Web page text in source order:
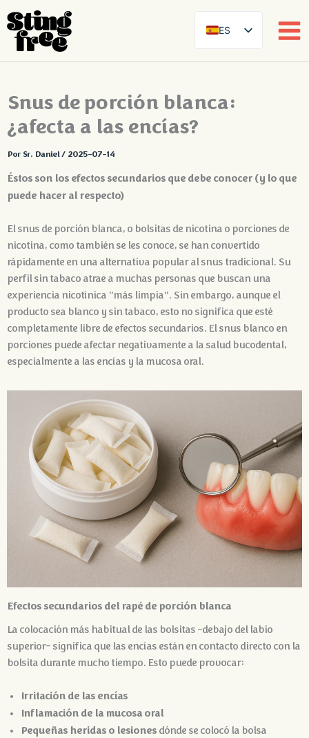
ES
DE
ZH
Snus de porción blanca:
¿afecta a las encías?
Por Sr. Daniel/ 2025-07-14
Éstos son los efectos secundarios que debe conocer (y lo que
puede hacer al respecto)
El snus de porción blanca, o bolsitas de nicotina o porciones de
nicotina, como también se les conoce, se han convertido
rápidamente en una alternativa popular al snus tradicional. Su
perfil sin tabaco atrae a muchas personas que buscan una
experiencia nicotínica ”más limpia”. Sin embargo, aunque el
producto sea blanco y sin tabaco, esto no significa que esté
completamente libre de efectos secundarios. El snus blanco en
porciones puede afectar negativamente a la salud bucodental,
especialmente a las encías y la mucosa oral.
Efectos secundarios del rapé de porción blanca
La colocación más habitual de las bolsitas -debajo del labio
superior- significa que las encías están en contacto directo con la
bolsita durante mucho tiempo. Esto puede provocar:
Irritación de las encías
Inflamación de la mucosa oral
Pequeñas heridas o lesiones dónde se colocó la bolsa